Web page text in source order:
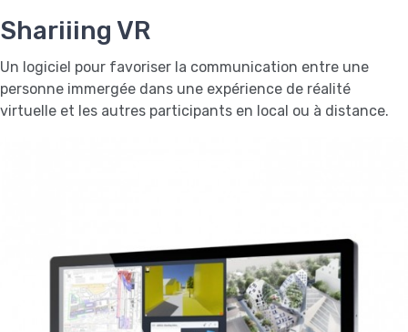
Shariiing VR
Un logiciel pour favoriser la communication entre une
personne immergée dans une expérience de réalité
virtuelle et les autres participants en local ou à distance.